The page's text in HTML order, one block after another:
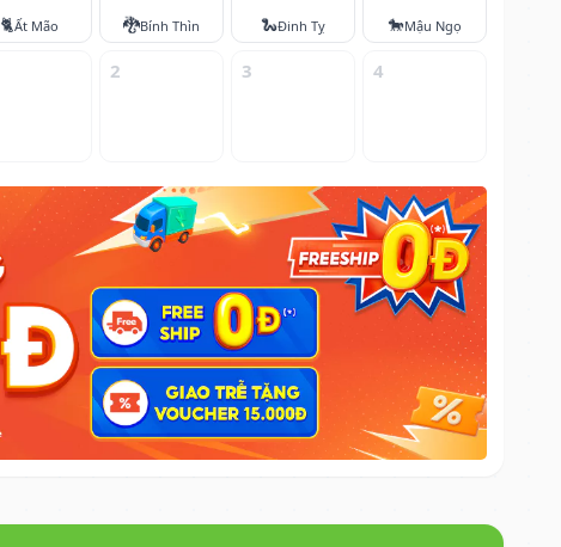
🐈Ất Mão 🐉Bính Thìn 🐍Đinh Tỵ 🐎Mậu Ngọ
2 3 4